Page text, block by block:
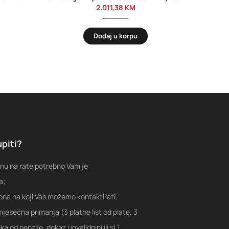
2.011,38 KM
Dodaj u korpu
na rate potrebno Vam je:
na koji Vas možemo kontaktirati;
primanja (3 platne list od plate, 3